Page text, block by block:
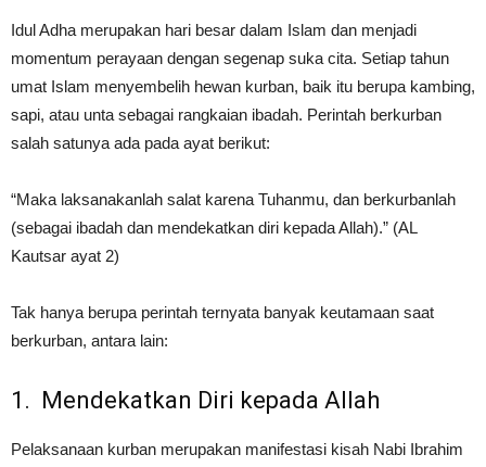
Idul Adha merupakan hari besar dalam Islam dan menjadi
momentum perayaan dengan segenap suka cita. Setiap tahun
umat Islam menyembelih hewan kurban, baik itu berupa kambing,
sapi, atau unta sebagai rangkaian ibadah. Perintah berkurban
salah satunya ada pada ayat berikut:
“Maka laksanakanlah salat karena Tuhanmu, dan berkurbanlah
(sebagai ibadah dan mendekatkan diri kepada Allah).” (AL
Kautsar ayat 2)
Tak hanya berupa perintah ternyata banyak keutamaan saat
berkurban, antara lain:
1. Mendekatkan Diri kepada Allah
Pelaksanaan kurban merupakan manifestasi kisah Nabi Ibrahim